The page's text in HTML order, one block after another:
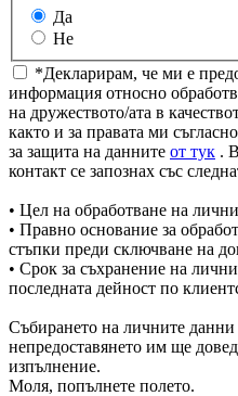
Да
Не
*Декларирам, че ми е
информация относно
на дружеството/ата в
както и за правата ми
за защита на данните от тук .
контакт се запознах със
• Цел на обработване на
• Правно основание за
стъпки преди сключване на
• Срок за съхранение на
последната дейност по
Събирането на личните данни
непредоставянето им ще
изпълнение.
Моля, попълнете полето.